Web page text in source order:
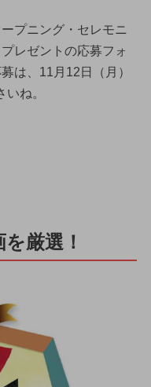
プニング・セレモニ
レゼントの応募フォ
は、11月12日（月）
ね。
厳選！